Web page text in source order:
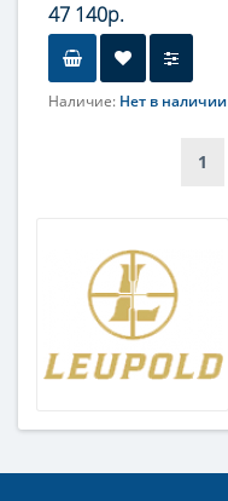
47 140р.
Наличие: Нет в наличии
1